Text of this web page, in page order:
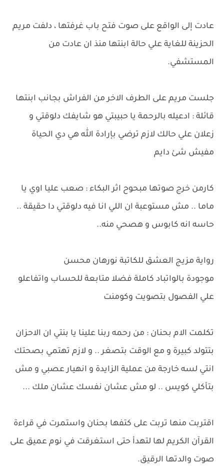
عادت إلى الواقع على صوت فتح باب غرفتها ، دلفت مريم
الحزينة للغاية علي حالة ابنتها منذ ان عادت من
المستشفي.
جلست مريم على الطرف الاخر من الفراش بجانب ابنتها
قائلة : ادعيله بالرحمة يا حبيبتي هو شايفك دلوقتي و
زعلان علي حالك لازم ترضي بإرادة الله هي دي الحياة
مفيش شئ دايم
كارمن خرج صوتها مبحوح اثر البكاء : صعب عليا اوي يا
ماما .. مش مستوعبة ان اللي انا فيه دلوقتي دا حقيقة ..
حاسه انه كابوس و هصحي منه..
رواية مزيج العشق للكاتبة نورهان محسن
موجودة بالواتباد كاملة فضلا متابعة للحساب واتفاعلو
علي الفصول بتصويت وكومنت
تكلمت الام بحنان : من رحمه ربنا علينا يا بنتي ان الاحزان
بتتولد كبيرة و مع الوقت بتصغر .. و لازم تهتمي بصحتك
انتي لسه خارجة من عملية الزايدة و انهيار عصبي و مش
بتأكلي كويس .. لو مش عشان نفسك عشان ملك ...
اقتربت منها تربت على كتفها بحنان واستمرت في قراءة
القرآن الكريم لها لتهدأ حتى استغرقت في نوم عميق على
صوت والدتها الرقيق.